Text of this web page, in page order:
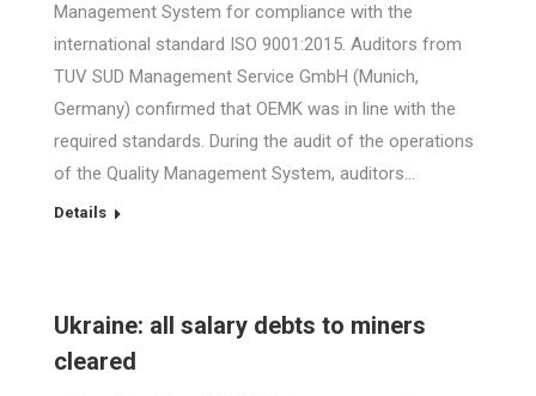
Management System for compliance with the
international standard ISO 9001:2015. Auditors from
TUV SUD Management Service GmbH (Munich,
Germany) confirmed that OEMK was in line with the
required standards. During the audit of the operations
of the Quality Management System, auditors…
Details
Ukraine: all salary debts to miners
cleared